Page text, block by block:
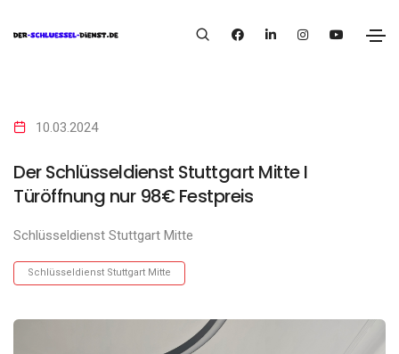
10.03.2024
Der Schlüsseldienst Stuttgart Mitte I
Türöffnung nur 98€ Festpreis
Schlüsseldienst Stuttgart Mitte
Schlüsseldienst Stuttgart Mitte